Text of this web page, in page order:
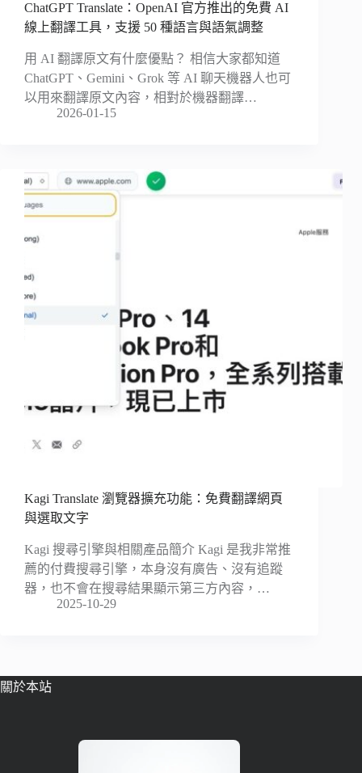
ChatGPT Translate：OpenAI 官方推出的免費 AI
線上翻譯工具，支援 50 種語言與語氣調整
用 AI 翻譯原文有什麼優點？ 相信大家都知道
ChatGPT、Gemini、Grok 等 AI 聊天機器人也可
以用來翻譯原文內容，相對於機器翻譯…
2026-01-15
Kagi Translate 瀏覽器擴充功能：免費翻譯網頁
與選取文字
Kagi 搜尋引擎與相關產品簡介 Kagi 是我非常推
薦的付費搜尋引擎，本身沒有廣告、沒有追蹤
器，也不會在搜尋結果顯示第三方內容，…
2025-10-29
關於本站